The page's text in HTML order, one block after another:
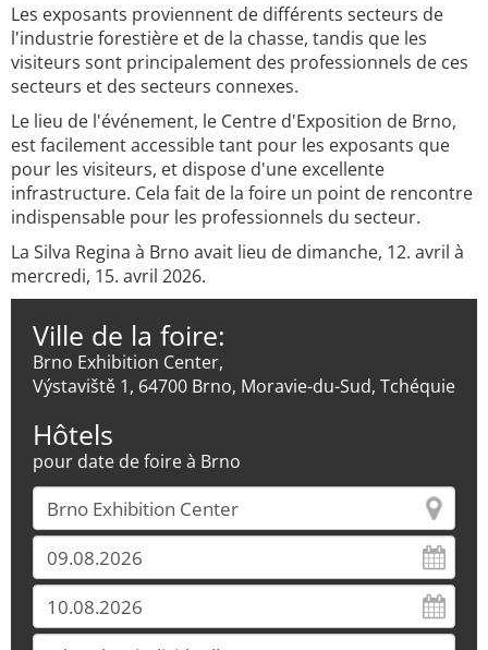
Les exposants proviennent de différents secteurs de
l'industrie forestière et de la chasse, tandis que les
visiteurs sont principalement des professionnels de ces
secteurs et des secteurs connexes.
Le lieu de l'événement, le Centre d'Exposition de Brno,
est facilement accessible tant pour les exposants que
pour les visiteurs, et dispose d'une excellente
infrastructure. Cela fait de la foire un point de rencontre
indispensable pour les professionnels du secteur.
La Silva Regina à Brno avait lieu de dimanche, 12. avril à
mercredi, 15. avril 2026.
Ville de la foire:
Brno Exhibition Center,
Výstaviště 1, 64700 Brno, Moravie-du-Sud, Tchéquie
Hôtels
pour date de foire à Brno